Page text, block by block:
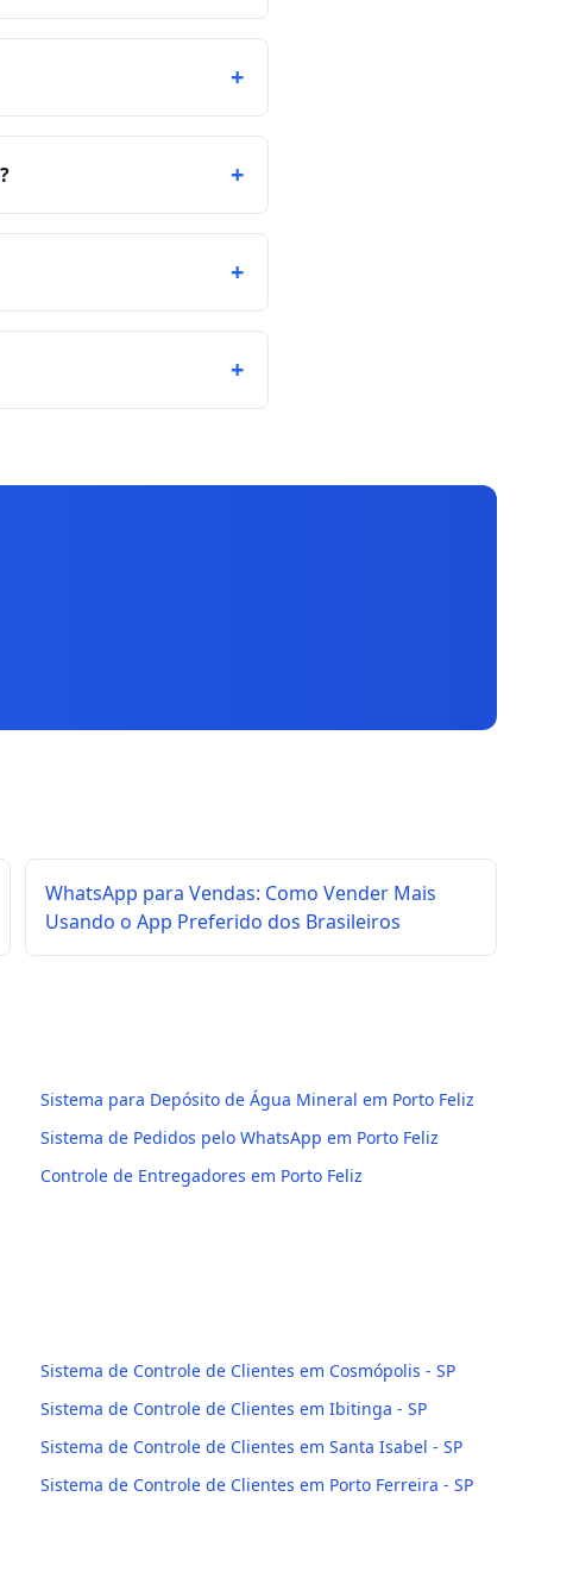
+
+
+
+
WhatsApp para Vendas: Como Vender Mais
Usando o App Preferido dos Brasileiros
Sistema para Depósito de Água Mineral em Porto Feliz
Sistema de Pedidos pelo WhatsApp em Porto Feliz
Controle de Entregadores em Porto Feliz
Sistema de Controle de Clientes em Cosmópolis - SP
Sistema de Controle de Clientes em Ibitinga - SP
Sistema de Controle de Clientes em Santa Isabel - SP
Sistema de Controle de Clientes em Porto Ferreira - SP